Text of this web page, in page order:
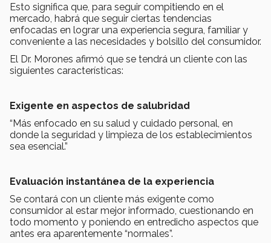
Esto significa que, para seguir compitiendo en el
mercado, habrá que seguir ciertas tendencias
enfocadas en lograr una experiencia segura, familiar y
conveniente a las necesidades y bolsillo del consumidor.
El Dr. Morones afirmó que se tendrá un cliente con las
siguientes características:
Exigente en aspectos de salubridad
“Más enfocado en su salud y cuidado personal, en
donde la seguridad y limpieza de los establecimientos
sea esencial.”
Evaluación instantánea de la experiencia
Se contará con un cliente más exigente como
consumidor al estar mejor informado, cuestionando en
todo momento y poniendo en entredicho aspectos que
antes era aparentemente “normales”.